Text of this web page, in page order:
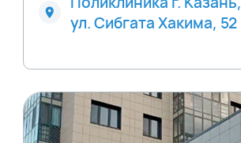
ул. Сибгата Хакима, 52